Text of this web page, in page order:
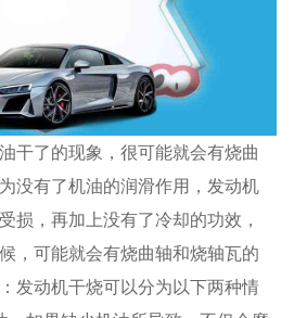
干了的现象，很可能就会有烧曲
没有了机油的润滑作用，发动机
损，再加上没有了冷却的功效，
，可能就会有烧曲轴和烧轴瓦的
发动机干烧可以分为以下两种情